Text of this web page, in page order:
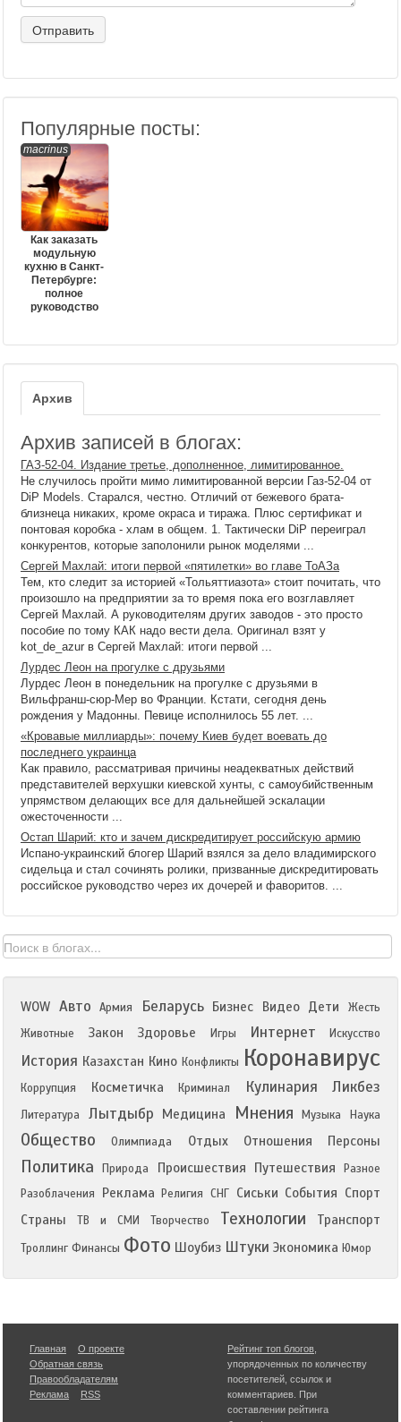
Популярные посты:
macrinus
Как заказать
модульную
кухню в Санкт-
Петербурге:
полное
руководство
Архив
Архив записей в блогах:
ГАЗ-52-04. Издание третье, дополненное, лимитированное.
Не случилось пройти мимо лимитированной версии Газ-52-04 от
DiP Models. Старался, честно. Отличий от бежевого брата-
близнеца никаких, кроме окраса и тиража. Плюс сертификат и
понтовая коробка - хлам в общем. 1. Тактически DiP переиграл
конкурентов, которые заполонили рынок моделями ...
Сергей Махлай: итоги первой «пятилетки» во главе ТоАЗа
Тем, кто следит за историей «Тольяттиазота» стоит почитать, что
произошло на предприятии за то время пока его возглавляет
Сергей Махлай. А руководителям других заводов - это просто
пособие по тому КАК надо вести дела. Оригинал взят у
kot_de_azur в Сергей Махлай: итоги первой ...
Лурдес Леон на прогулке с друзьями
Лурдес Леон в понедельник на прогулке с друзьями в
Вильфранш-сюр-Мер во Франции. Кстати, сегодня день
рождения у Мадонны. Певице исполнилось 55 лет. ...
«Кровавые миллиарды»: почему Киев будет воевать до
последнего украинца
Как правило, рассматривая причины неадекватных действий
представителей верхушки киевской хунты, с самоубийственным
упрямством делающих все для дальнейшей эскалации
ожесточенности ...
Остап Шарий: кто и зачем дискредитирует российскую армию
Испано-украинский блогер Шарий взялся за дело владимирского
сидельца и стал сочинять ролики, призванные дискредитировать
российское руководство через их дочерей и фаворитов. ...
WOW Авто Армия Беларусь Бизнес Видео Дети
Жесть
Животные
Закон Здоровье Игры Интернет Искусство
История Казахстан Кино Конфликты Коронавирус
Коррупция Косметичка Криминал Кулинария Ликбез
Литература Лытдыбр Медицина Мнения Музыка Наука
Общество Олимпиада Отдых Отношения Персоны
Политика Природа Происшествия Путешествия
Разное
Разоблачения
Реклама Религия СНГ Сиськи События Спорт
Страны
ТВ и СМИ Творчество Технологии Транспорт
Троллинг Финансы Фото Шоубиз Штуки Экономика Юмор
Главная
О проекте
Обратная связь
Правообладателям
Реклама
RSS
Рейтинг топ блогов
упорядоченных по количеству
посетителей, ссылок и
комментариев. При
составлении рейтинга